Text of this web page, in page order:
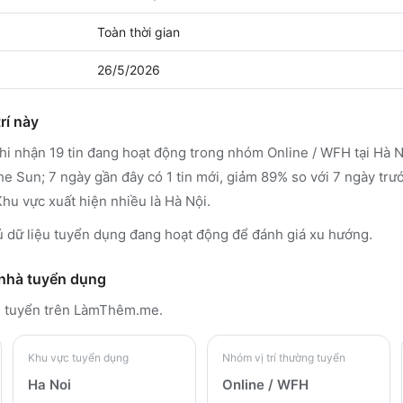
Toàn thời gian
26/5/2026
này
nhận 19 tin đang hoạt động trong nhóm Online / WFH tại Hà
Sun; 7 ngày gần đây có 1 tin mới, giảm 89% so với 7 ngày
vực xuất hiện nhiều là Hà Nội.
dữ liệu tuyển dụng đang hoạt động để đánh giá xu hướng.
tuyển dụng
trên LàmThêm.me.
Khu vực tuyển dụng
Ha Noi
Nhóm vị trí thường tuyển
Online / WFH